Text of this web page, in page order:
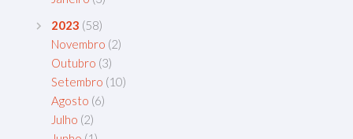
2023 (58)
Novembro (2)
Outubro (3)
Setembro (10)
Agosto (6)
Julho (2)